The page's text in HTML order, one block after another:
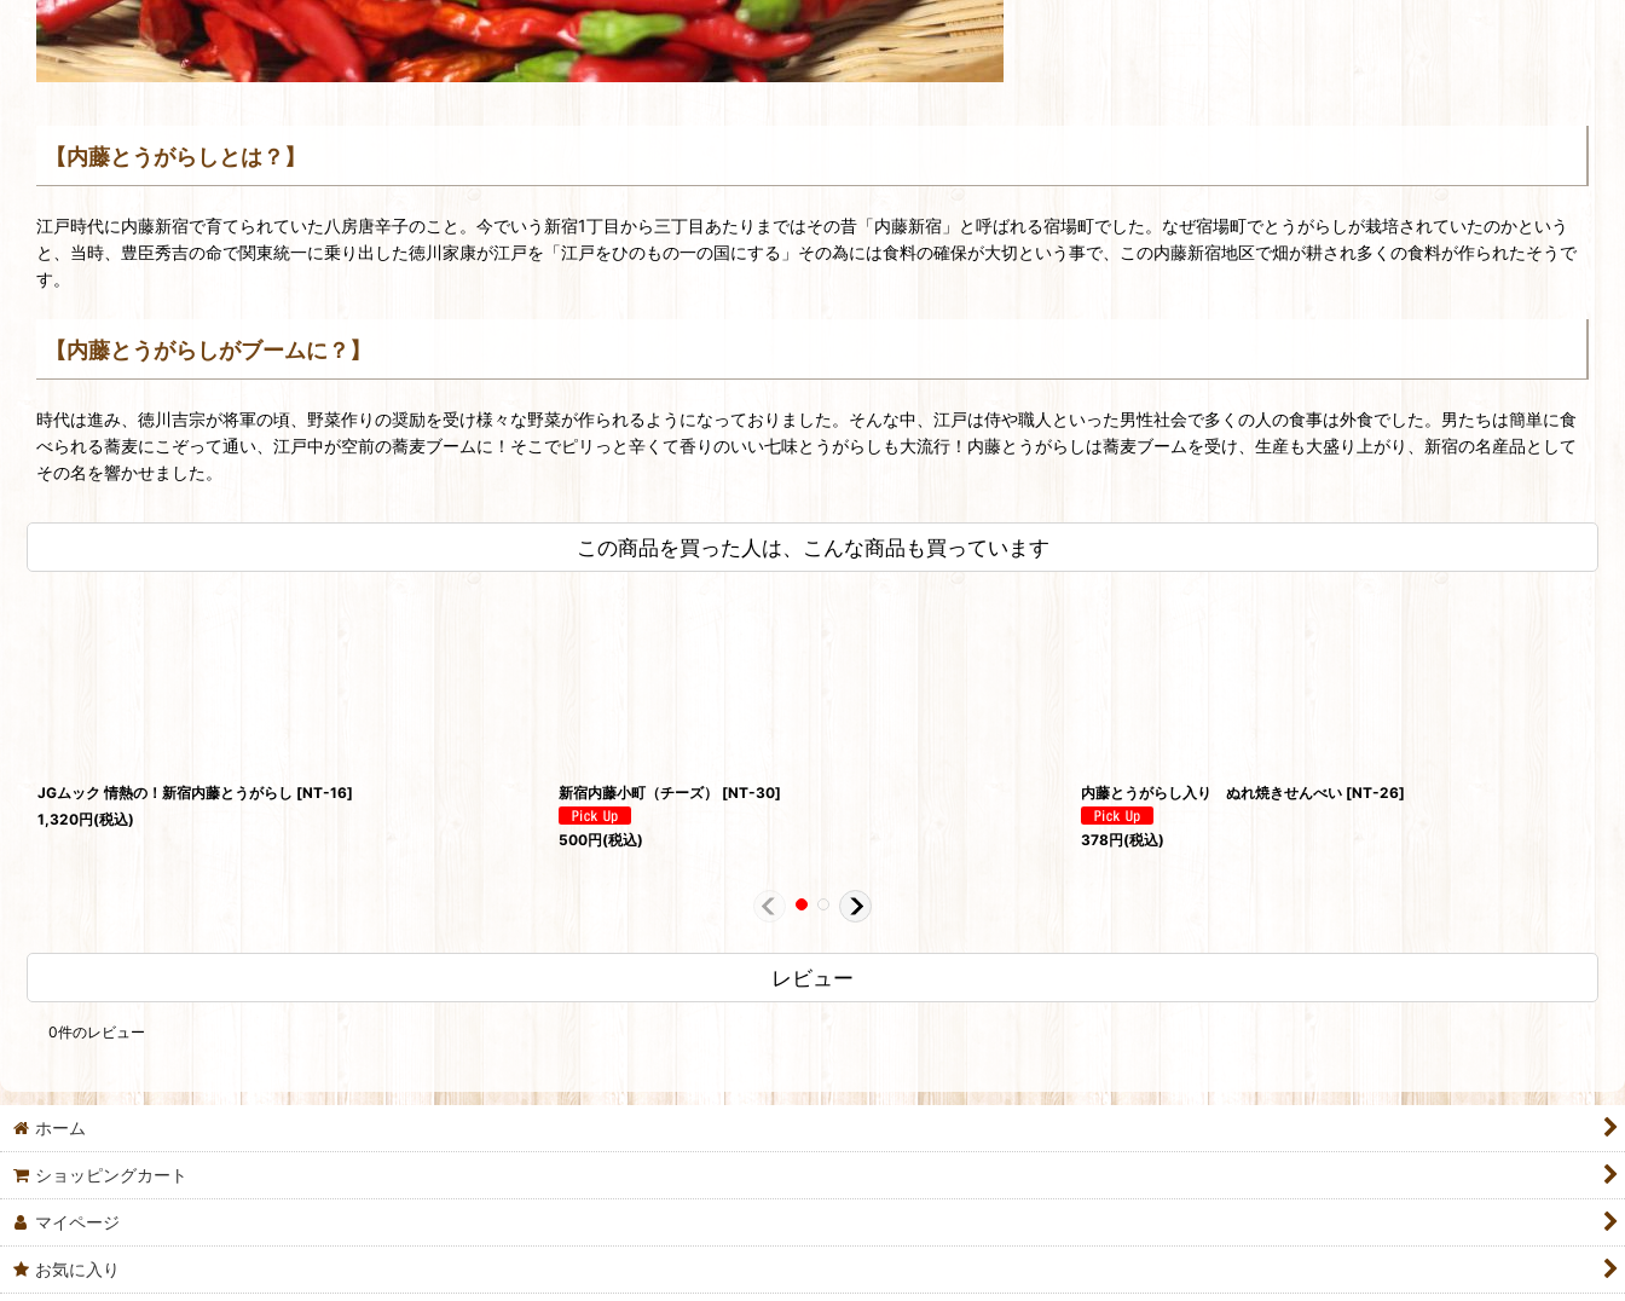
【内藤とうがらしとは？】
江戸時代に内藤新宿で育てられていた八房唐辛子のこと。今でいう新宿1丁目から三丁目あたりまではその昔「内藤新宿」と呼ばれる宿場町でした。なぜ宿場町でとうがらしが栽培されていたのかという
と、当時、豊臣秀吉の命で関東統一に乗り出した徳川家康が江戸を「江戸をひのもの一の国にする」その為には食料の確保が大切という事で、この内藤新宿地区で畑が耕され多くの食料が作られたそうで
す。
【内藤とうがらしがブームに？】
時代は進み、徳川吉宗が将軍の頃、野菜作りの奨励を受け様々な野菜が作られるようになっておりました。そんな中、江戸は侍や職人といった男性社会で多くの人の食事は外食でした。男たちは簡単に食
べられる蕎麦にこぞって通い、江戸中が空前の蕎麦ブームに！そこでピリっと辛くて香りのいい七味とうがらしも大流行！内藤とうがらしは蕎麦ブームを受け、生産も大盛り上がり、新宿の名産品として
その名を響かせました。
この商品を買った人は、こんな商品も買っています
JGムック 情熱の！新宿内藤とうがらし [NT-16]
1,320円(税込)
新宿内藤小町（チーズ） [NT-30]
500円(税込)
内藤とうがらし入り ぬれ焼きせんべい [NT-26]
378円(税込)
レビュー
0件のレビュー
ホーム
ショッピングカート
マイページ
お気に入り